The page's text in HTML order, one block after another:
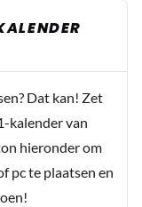
Dat kan! Zet
kalender van
hieronder om
pc te plaatsen en